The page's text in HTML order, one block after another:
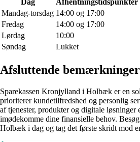
Dag Afhentningstidspunkter
Mandag-torsdag 14:00 og 17:00
Fredag
14:00 og 17:00
Lørdag
10:00
Søndag
Lukket
Afsluttende bemærkninger
Sparekassen Kronjylland i Holbæk er en
prioriterer kundetilfredshed og personlig
af tjenester, produkter og digitale løsninger
imødekomme dine finansielle behov.
Holbæk i dag og tag det første skridt mod